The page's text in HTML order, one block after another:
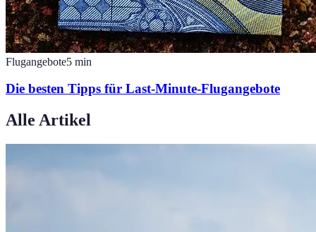
Flugangebote5 min
Die besten Tipps für Last-Minute-Flugangebote
Alle Artikel